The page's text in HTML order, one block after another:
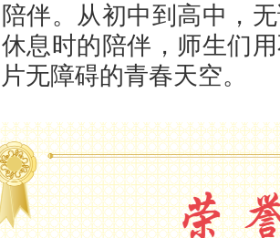
伴。从初中到高中，
息时的陪伴，师生们
无障碍的青春天空。